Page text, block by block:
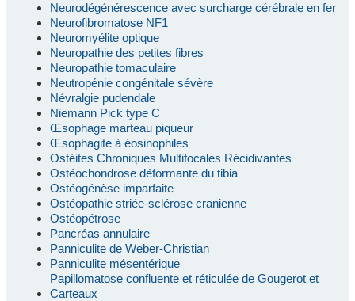
Neurodégénérescence avec surcharge cérébrale en fer
Neurofibromatose NF1
Neuromyélite optique
Neuropathie des petites fibres
Neuropathie tomaculaire
Neutropénie congénitale sévère
Névralgie pudendale
Niemann Pick type C
Œsophage marteau piqueur
Œsophagite à éosinophiles
Ostéites Chroniques Multifocales Récidivantes
Ostéochondrose déformante du tibia
Ostéogénèse imparfaite
Ostéopathie striée-sclérose cranienne
Ostéopétrose
Pancréas annulaire
Panniculite de Weber-Christian
Panniculite mésentérique
Papillomatose confluente et réticulée de Gougerot et
Carteaux